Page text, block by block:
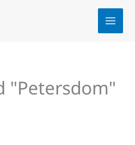
"Petersdom"